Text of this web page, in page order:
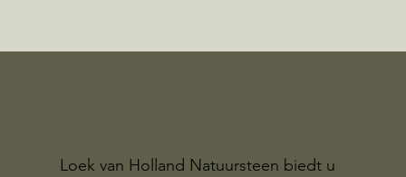
Loek van Holland Natuursteen biedt u